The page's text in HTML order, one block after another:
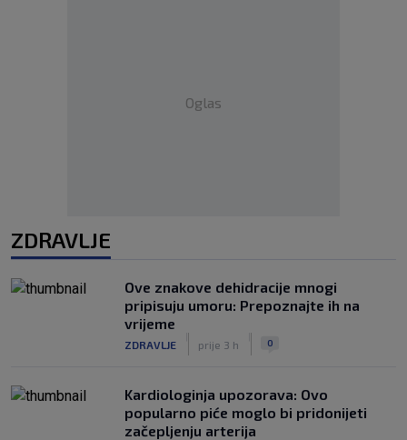
Oglas
ZDRAVLJE
Ove znakove dehidracije mnogi
pripisuju umoru: Prepoznajte ih na
vrijeme
ZDRAVLJE prije 3 h 0
Kardiologinja upozorava: Ovo
popularno piće moglo bi pridonijeti
začepljenju arterija